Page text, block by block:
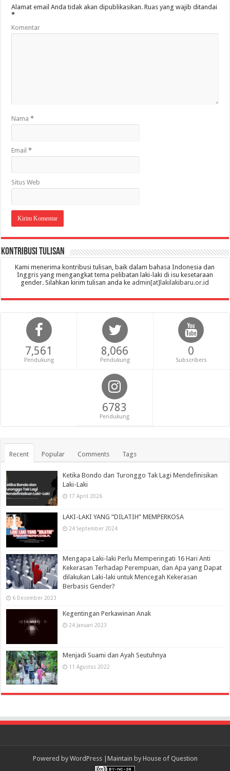
Alamat email Anda tidak akan dipublikasikan. Ruas yang wajib ditandai
*
Komentar
Nama*
Email*
Situs Web
Kontribusi Tulisan
Kami menerima kontribusi tulisan, baik dalam bahasa Indonesia dan
Inggris yang mengangkat tema pelibatan laki-laki di isu kesetaraan
gender. Silahkan kirim tulisan anda ke admin[at]lakilakibaru.or.id
7,561
Pendukung
8,066
Pendukung
0
Subscribers
6783
Pendukung
Recent Popular Comments Tags
Ketika Bondo dan Turonggo Tak Lagi Mendefinisikan
Laki-Laki
17 April 2026
LAKI-LAKI YANG “DILATIH” MEMPERKOSA
24 September 2024
Mengapa Laki-laki Perlu Memperingati 16 Hari Anti
Kekerasan Terhadap Perempuan, dan Apa yang Dapat
dilakukan Laki-laki untuk Mencegah Kekerasan
Berbasis Gender?
6 Desember 2023
Kegentingan Perkawinan Anak
24 Januari 2023
Menjadi Suami dan Ayah Seutuhnya
11 Agustus 2022
Powered by WordPress|Maintain by House of Question